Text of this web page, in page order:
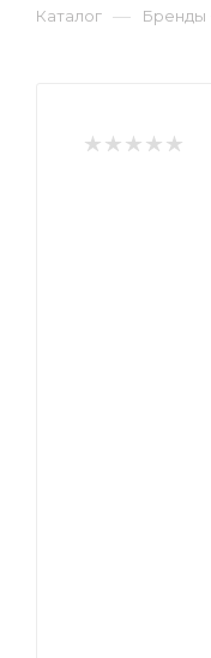
Каталог — Бренды